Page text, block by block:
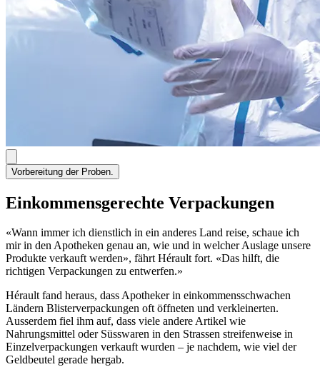
Vorbereitung der Proben.
Einkommensgerechte Verpackungen
«Wann immer ich dienstlich in ein anderes Land reise, schaue ich
mir in den Apotheken genau an, wie und in welcher Auslage unsere
Produkte verkauft werden», fährt Hérault fort. «Das hilft, die
richtigen Verpackungen zu entwerfen.»
Hérault fand heraus, dass Apotheker in einkommensschwachen
Ländern Blisterverpackungen oft öffneten und verkleinerten.
Ausserdem fiel ihm auf, dass viele andere Artikel wie
Nahrungsmittel oder Süsswaren in den Strassen streifenweise in
Einzelverpackungen verkauft wurden – je nachdem, wie viel der
Geldbeutel gerade hergab.